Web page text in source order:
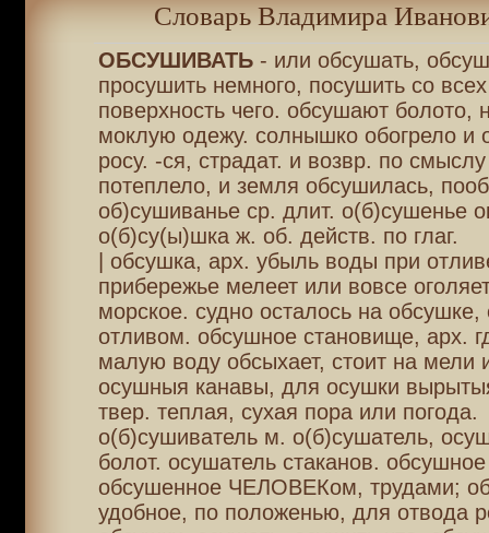
Словарь Владимира
ОБСУШИВАТЬ- или обсушать,
просушить немного, посушить со
поверхность чего. обсушают болото,
моклую одежу. солнышко обогрело и
росу. -ся, страдат. и возвр. по
потеплело, и земля обсушилась,
об)сушиванье ср. длит. о(б)сушенье
о(б)су(ы)шка ж. об. действ. по глаг.
| обсушка, арх. убыль воды при
прибережье мелеет или вовсе
морское. судно осталось на
отливом. обсушное становище, арх.
малую воду обсыхает, стоит на мели
осушныя канавы, для осушки
твер. теплая, сухая пора или погода.
о(б)сушиватель м. о(б)сушатель,
болот. осушатель стаканов.
обсушенное ЧЕЛОВЕКом, трудами;
удобное, по положенью, для отвода